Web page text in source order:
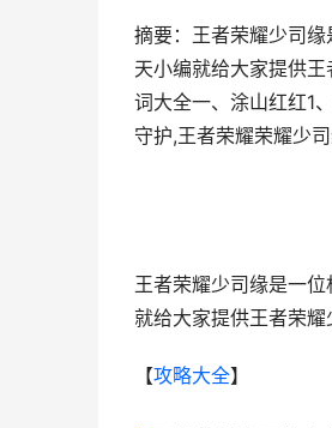
摘要：王者荣耀少司
天小编就给大家提供
词大全一、涂山红红1
守护,王者荣耀荣耀少
王者荣耀少司缘是一
就给大家提供王者荣耀
【攻略大全】